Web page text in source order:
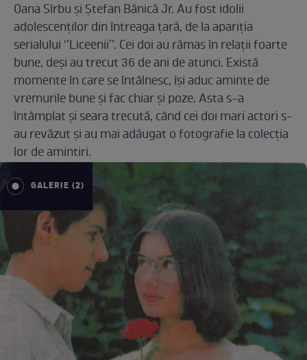
Oana Sîrbu și Ștefan Bănică Jr. Au fost idolii
adolescenților din întreaga țară, de la apariția
serialului ‘’Liceenii’’. Cei doi au rămas în relații foarte
bune, deși au trecut 36 de ani de atunci. Există
momente în care se întâlnesc, își aduc aminte de
vremurile bune și fac chiar și poze. Asta s-a
întâmplat și seara trecută, când cei doi mari actori s-
au revăzut și au mai adăugat o fotografie la colecția
lor de amintiri.
GALERIE (2)